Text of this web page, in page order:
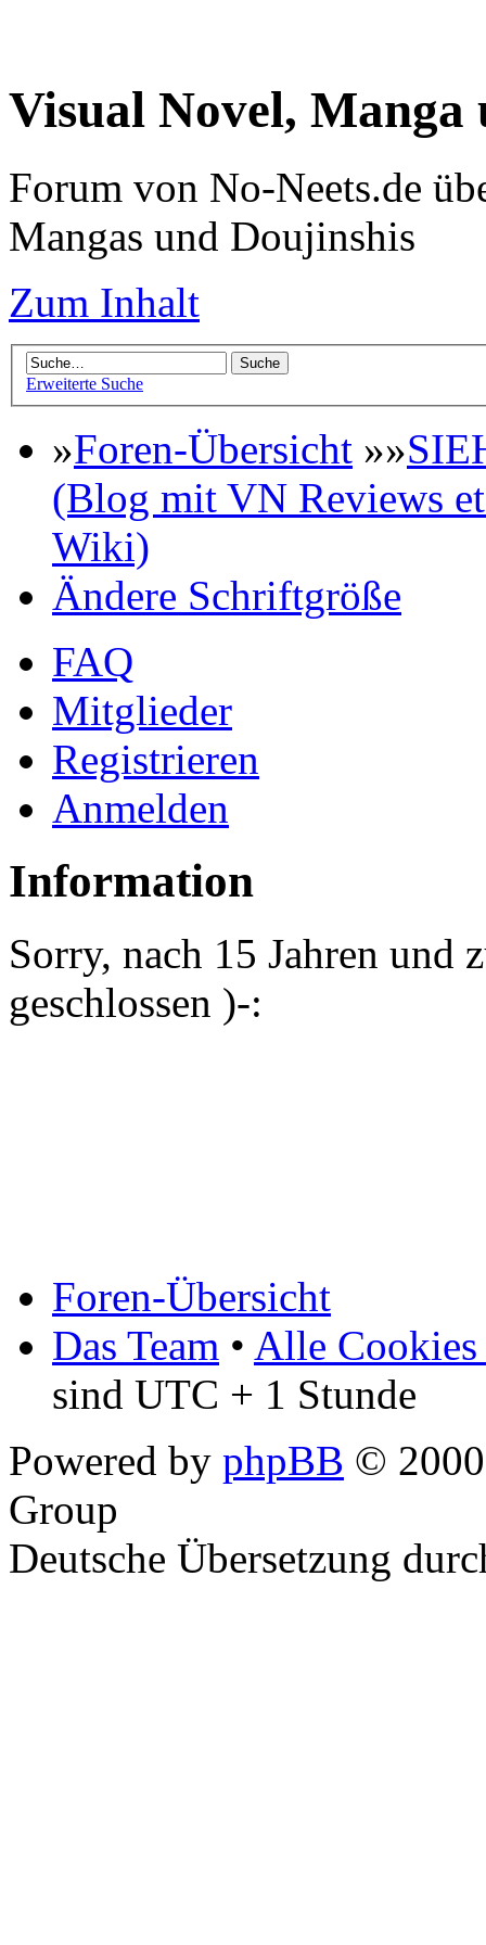
Visual Novel,
Forum von No-Neets.de
Mangas und Doujinshis
Zum Inhalt
Erweiterte Suche
»Foren-Übersicht »»
(Blog mit VN Reviews
Wiki)
Ändere Schriftgröße
FAQ
Mitglieder
Registrieren
Anmelden
Information
Sorry, nach 15 Jahren und
geschlossen )-:
Foren-Übersicht
Das Team • Alle Cookies
sind UTC + 1 Stunde
Powered by phpBB ©
Group
Deutsche Übersetzung